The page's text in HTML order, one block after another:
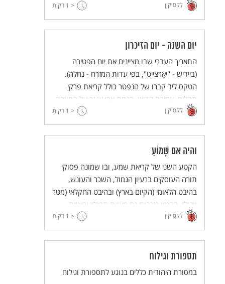
נשים נשואות, ובימינו לא כל הנשים הדתיות
הנשואות מכסות את ראשן.
לקסיקון < 1 דקות
יום השנה - יום הזיכרון
התאריך העברי שבו מציינים את יום הפטירה
(ביידיש - "יאָרצייט", בפי עדות המזרח - נחלה).
הטקס ליד קברו של הנפטר כולל קריאת פרקי
תהלים, אמירת קדיש, הנחת אבן או זר על המצבה
והדלקת נר.
לקסיקון < 1 דקות
והיה אם שָׁמוֹעַ
הקטע השני של קריאת שמע, ובו שמונה פסוקי
תורה העוסקים ברעיון הגמול, השכר והעונש,
בהיבט הלאומי (הקיום בארץ) ובהיבט החקלאי (מטר
ויבול). בקטע נזכרות גם מצוות תפילין ומצוות
מזוזה.לקסיקון < 1 דקות
תספורת וגילוח
במסורת היהודית כללים בנוגע לתספורת וגילוח